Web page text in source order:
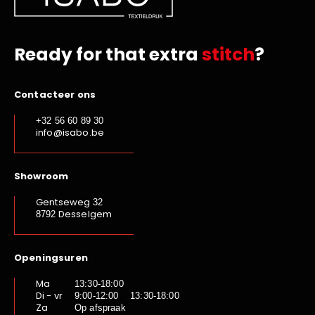
Ready for that extra stitch?
Contacteer ons
+32 56 60 89 30
info@isabo.be
Showroom
Gentseweg 32
8792 Desselgem
Openingsuren
Ma
13:30-18:00
Di - vr 9:00-12:00 13:30-18:00
Za Op afspraak